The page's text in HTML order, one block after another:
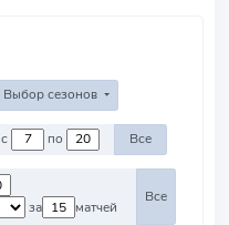
Выбор сезонов
Против команд с по Все
за
матчей
Все